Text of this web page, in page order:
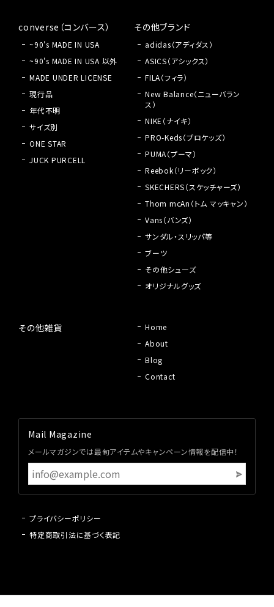
converse（コンバース）
~90's MADE IN USA
~90's MADE IN USA 以外
MADE UNDER LICENSE
現行品
年代不明
サイズ別
ONE STAR
JUCK PURCELL
その他ブランド
adidas（アディダス）
ASICS（アシックス）
FILA（フィラ）
New Balance（ニューバラン
ス）
NIKE（ナイキ）
PRO-Keds（プロケッズ）
PUMA（プーマ）
Reebok（リーボック）
SKECHERS（スケッチャーズ）
Thom mcAn（トム マッキャン）
Vans（バンズ）
サンダル・スリッパ等
ブーツ
その他シューズ
オリジナルグッズ
その他雑貨
Home
About
Blog
Contact
Mail Magazine
メールマガジンでは最旬アイテムやキャンペーン情報を配信中！
プライバシーポリシー
特定商取引法に基づく表記